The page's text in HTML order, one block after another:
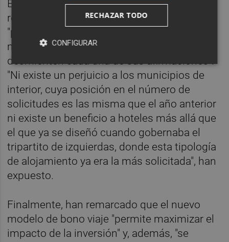
En este sentido, desde la Conselleria han
reprochado al diputado Mario Villar que
"propague bulos basados en sus deseos
más que en la realidad", ya que "las cifras
desmienten cada una de sus afirmaciones".
"Ni existe un perjuicio a los municipios de
interior, cuya posición en el número de
solicitudes es las misma que el año anterior
ni existe un beneficio a hoteles más allá que
el que ya se diseñó cuando gobernaba el
tripartito de izquierdas, donde esta tipología
de alojamiento ya era la más solicitada", han
expuesto.
Finalmente, han remarcado que el nuevo
modelo de bono viaje "permite maximizar el
impacto de la inversión" y, además, "se
RECHAZAR TODO
CONFIGURAR